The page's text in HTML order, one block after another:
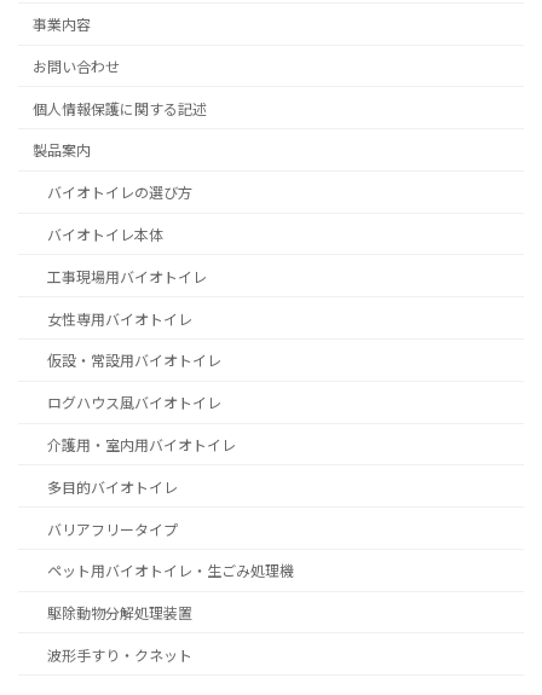
事業内容
お問い合わせ
個人情報保護に関する記述
製品案内
バイオトイレの選び方
バイオトイレ本体
工事現場用バイオトイレ
女性専用バイオトイレ
仮設・常設用バイオトイレ
ログハウス風バイオトイレ
介護用・室内用バイオトイレ
多目的バイオトイレ
バリアフリータイプ
ペット用バイオトイレ・生ごみ処理機
駆除動物分解処理装置
波形手すり・クネット